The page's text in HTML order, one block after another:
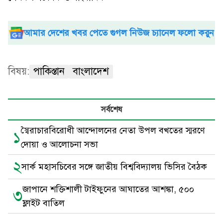
আমার দেশের খবর পেতে গুগল নিউজ চ্যানেল ফলো করুন
বিষয়: পাকিস্তান বাংলাদেশ
সর্বশেষ
১স্বৈরাচারবিরোধী আন্দোলনের নেতা উপল বখতের স্মরণে
দোয়া ও আলোচনা সভা
২সার্ক মহাসচিবের সঙ্গে জাতীয় বিশ্ববিদ্যালয় ভিসির বৈঠক
৩জাপানে শক্তিশালী টাইফুনের আঘাতের আশঙ্কা, ৫০০
ফ্লাইট বাতিল